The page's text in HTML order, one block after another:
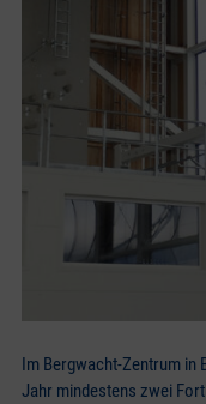
Im Bergwacht-Zentrum in
Jahr mindestens zwei